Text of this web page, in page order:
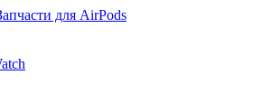
для AirPods